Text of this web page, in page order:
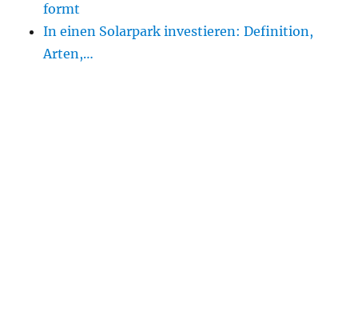
formt
In einen Solarpark investieren: Definition,
Arten,…